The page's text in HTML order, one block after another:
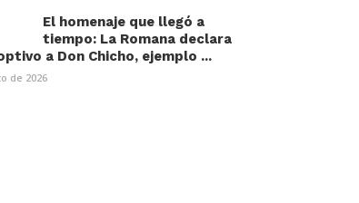
El homenaje que llegó a
tiempo: La Romana declara
a Don Chicho, ejemplo ...
de 2026